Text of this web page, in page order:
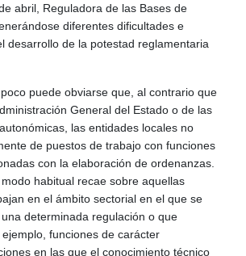
abril, Reguladora de las Bases de
diferentes dificultades e
desarrollo de la potestad reglamentaria
puede obviarse que, al contrario que
General del Estado o de las
las entidades locales no
de puestos de trabajo con funciones
con la elaboración de ordenanzas.
habitual recae sobre aquellas
en el ámbito sectorial en el que se
determinada regulación o que
funciones de carácter
en las que el conocimiento técnico